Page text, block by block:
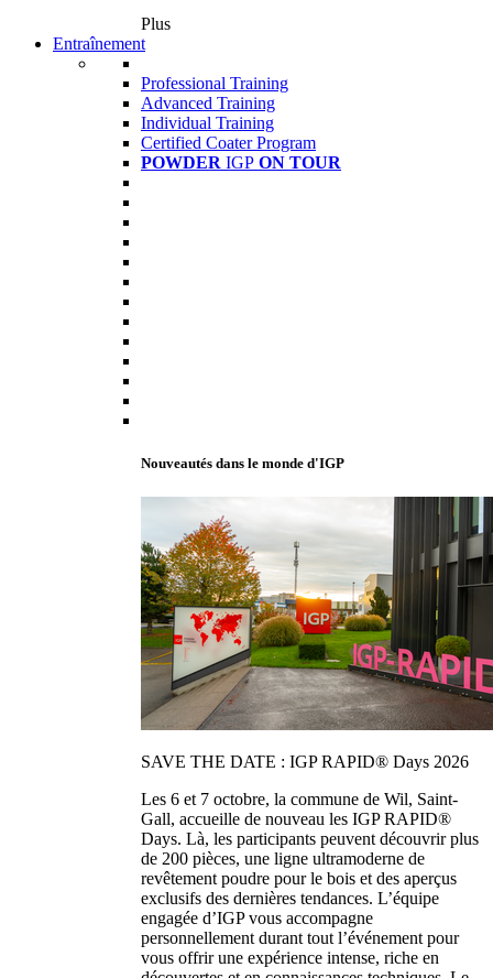
Plus
Entraînement
Professional Training
Advanced Training
Individual Training
Certified Coater Program
POWDER IGP ON TOUR
Nouveautés dans le monde d'IGP
SAVE THE DATE : IGP RAPID® Days 2026
Les 6 et 7 octobre, la commune de Wil, Saint-
Gall, accueille de nouveau les IGP RAPID®
Days. Là, les participants peuvent découvrir plus
de 200 pièces, une ligne ultramoderne de
revêtement poudre pour le bois et des aperçus
exclusifs des dernières tendances. L’équipe
engagée d’IGP vous accompagne
personnellement durant tout l’événement pour
vous offrir une expérience intense, riche en